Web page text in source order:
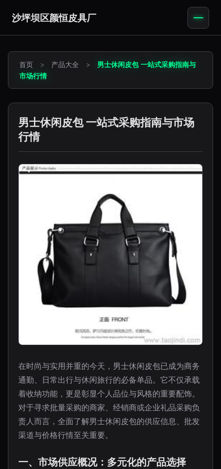
沙坪坝区颜恒皮具厂
首页 > 产品大全 >
男士休闲皮包 一站式采购指南与
市场行情
男士休闲皮包 一站式采购指南与市场
行情
在时尚与实用并重的今天，男士休闲皮包已成为商务
通勤、日常出行与休闲旅行的必备单品。它不仅承载
着收纳功能，更是彰显个人品位与风格的重要配饰。
对于寻求批量采购的商家、经销商或企业礼品采购负
责人而言，全面了解男士休闲皮包的供应信息、批发
渠道与价格行情至关重要。
一、市场供应概况：多元化的产品选择